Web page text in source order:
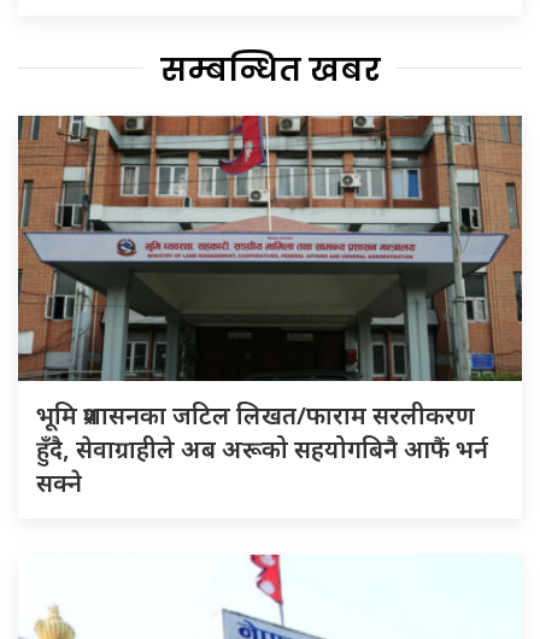
सम्बन्धित खबर
भूमि प्रशासनका जटिल लिखत/फाराम सरलीकरण
हुँदै, सेवाग्राहीले अब अरूको सहयोगबिनै आफैं भर्न
सक्ने